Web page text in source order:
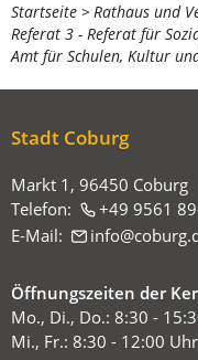
Sie
befinden
sich
Startseite
Rathaus und
Referat 3 - Referat für
Amt für Schulen, Kultur
Stadt Coburg
Markt 1, 96450 Coburg
Telefon:
+49 9561
E-Mail:
info coburg
Öffnungszeiten der
Mo., Di., Do.: 8:30 -
Mi., Fr.: 8:30 - 12:00 Uhr